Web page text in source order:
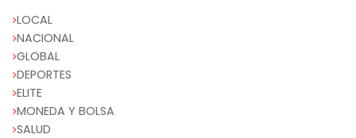
LOCAL
NACIONAL
GLOBAL
DEPORTES
ELITE
MONEDA Y BOLSA
SALUD